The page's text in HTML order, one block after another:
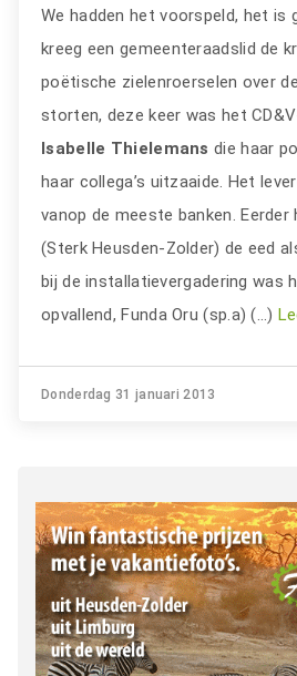
We hadden het voorspeld, het is
kreeg een gemeenteraadslid de
poëtische zielenroerselen over
storten, deze keer was het
Isabelle Thielemans die haar
haar collega’s uitzaaide. Het
vanop de meeste banken.
(Sterk Heusden-Zolder) de eed
bij de installatievergadering was
opvallend, Funda Oru (sp.a) (…)
Donderdag 31 januari 2013